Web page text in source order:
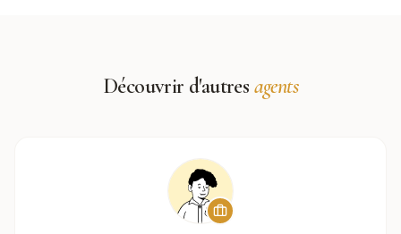
Découvrir d'autres agents